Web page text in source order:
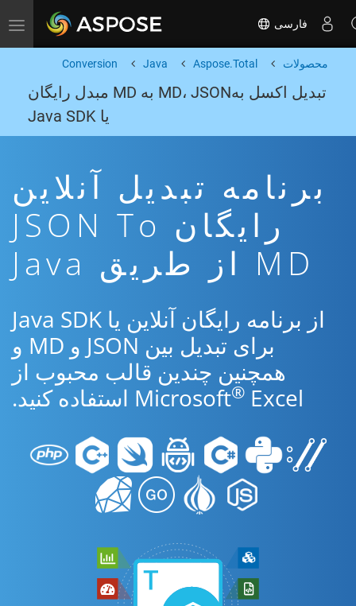
Toggle navigation فارسی
محصولات Aspose.Total
Java
Conversion
تبدیل اکسل بهMD، JSON به MD مبدل رایگان
یا Java SDK
برنامه تبدیل آنلاین
رایگان JSON To
MD از طریق Java
از برنامه رایگان آنلاین یا Java SDK
برای تبدیل بین JSON و MD و
همچنین چندین قالب محبوب از
Microsoft® Excel استفاده کنید.